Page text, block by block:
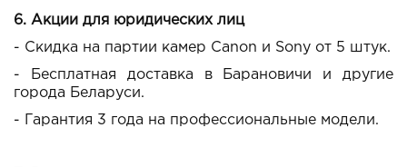
6. Акции для юридических лиц
- Скидка на партии камер Canon и Sony от 5 штук.
- Бесплатная доставка в Барановичи и другие
города Беларуси.
- Гарантия 3 года на профессиональные модели.